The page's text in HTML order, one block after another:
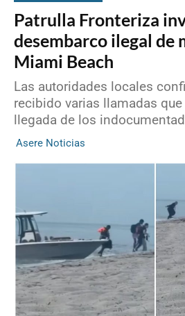
Patrulla Fronteriza
desembarco ilegal de
Miami Beach
Las autoridades locales
recibido varias llamadas
llegada de los
Asere Noticias